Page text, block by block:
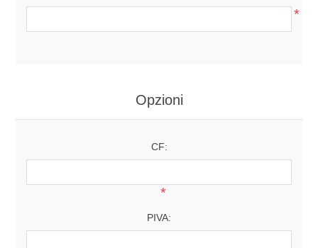
*
Opzioni
CF:
*
PIVA: